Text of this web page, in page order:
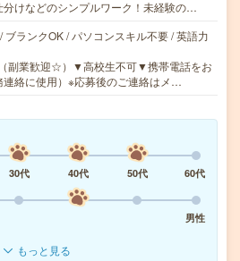
分けなどのシンプルワーク！未経験の…
ブランクOK / パソコンスキル不要 / 英語力
副業歓迎☆）▼高校生不可▼携帯電話をお
連絡に使用）※応募後のご連絡はメ…
30代 40代 50代
60代
男性
もっと見る